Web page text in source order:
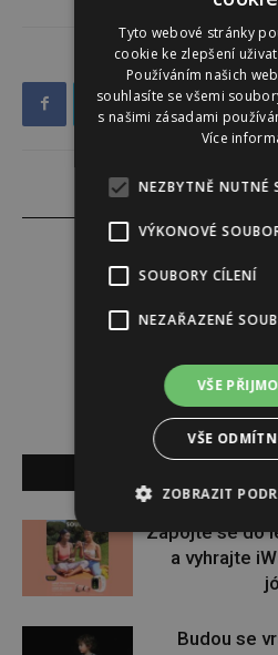
Lucie
Zapojte se do
a vyhrajte
Budou se
Tyto webové stránky
cookie ke zlepšení
Používáním našich
souhlasíte se všemi
s našimi zásadami
Více
NEZBYTNĚ NUTNÉ
VÝKONOVÉ
SOUBORY CÍLENÍ
NEZAŘAZENÉ
VŠE
VŠE
ZOBRAZIT